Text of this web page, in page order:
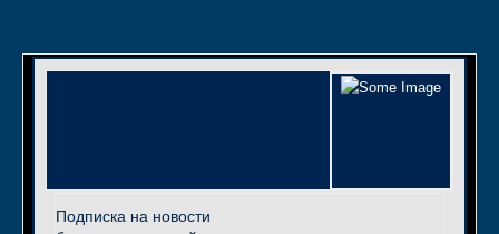
Подписка на новости